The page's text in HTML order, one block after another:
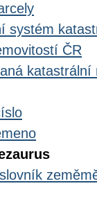
systém
ČR
katastrální